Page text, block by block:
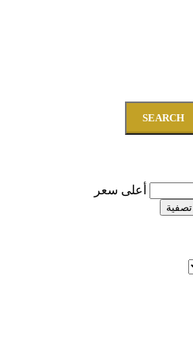
SEARCH
أعلى سعر
تصفية